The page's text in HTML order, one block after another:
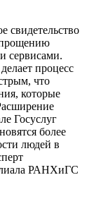
свидетельство
сервисами.
процесс
что
которые
Госуслуг
более
людей в
РАНХиГС